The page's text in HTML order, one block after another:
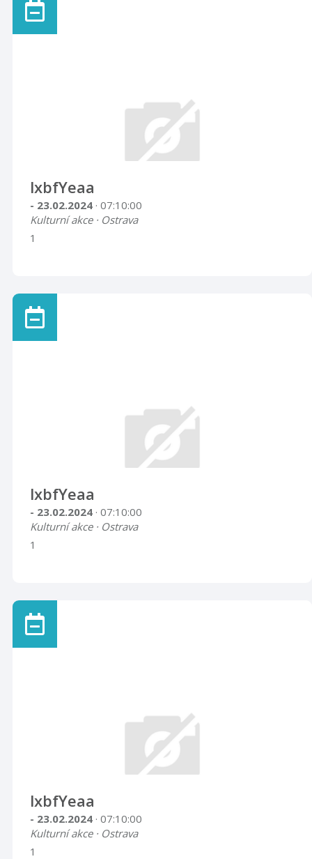
lxbfYeaa
- 23.02.2024 · 07:10:00
Kulturní akce · Ostrava
1
lxbfYeaa
- 23.02.2024 · 07:10:00
Kulturní akce · Ostrava
1
lxbfYeaa
- 23.02.2024 · 07:10:00
Kulturní akce · Ostrava
1